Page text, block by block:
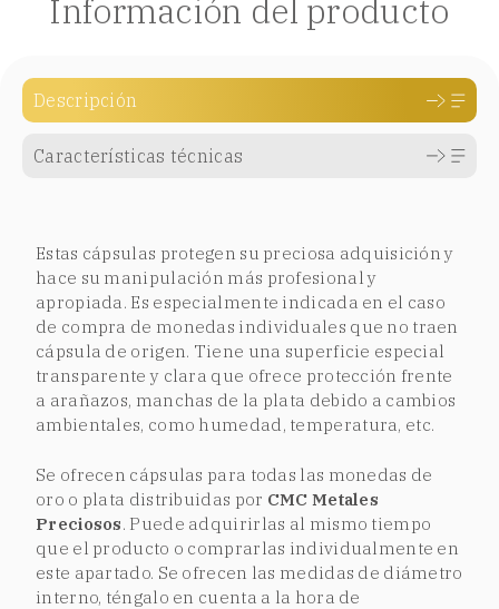
Información del producto
Descripción
Características técnicas
Estas cápsulas protegen su preciosa adquisición y
hace su manipulación más profesional y
apropiada. Es especialmente indicada en el caso
de compra de monedas individuales que no traen
cápsula de origen. Tiene una superficie especial
transparente y clara que ofrece protección frente
a arañazos, manchas de la plata debido a cambios
ambientales, como humedad, temperatura, etc.
Se ofrecen cápsulas para todas las monedas de
oro o plata distribuidas por CMC Metales
Preciosos. Puede adquirirlas al mismo tiempo
que el producto o comprarlas individualmente en
este apartado. Se ofrecen las medidas de diámetro
interno, téngalo en cuenta a la hora de